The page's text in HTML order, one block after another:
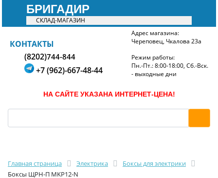
БРИГАДИР
СКЛАД-МАГАЗИН
БРИГАДИР
КОНТАКТЫ
(8202)744-844
+7 (962)-667-48-44
Адрес магазина:
Череповец, Чкалова 23а
Режим работы:
Пн.-Пт.: 8:00-18:00, Сб.-Вск.
- выходные дни
НА САЙТЕ УКАЗАНА ИНТЕРНЕТ-ЦЕНА!
Главная страница Электрика
Боксы для электрики
Боксы ЩРН-П MKP12-N